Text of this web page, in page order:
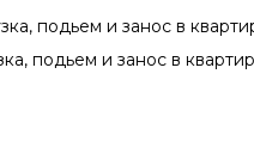
подьем и занос в
подьем и занос в